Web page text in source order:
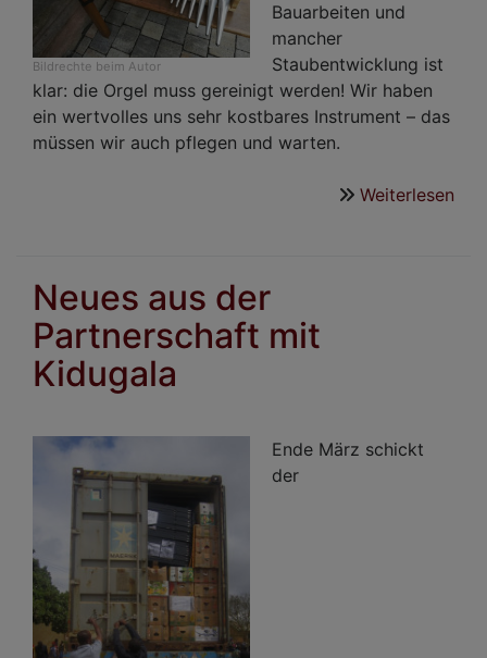
Bildrechte beim Autor
Bauarbeiten und
mancher
Staubentwicklung ist
klar: die Orgel muss gereinigt werden! Wir haben
ein wertvolles uns sehr kostbares Instrument – das
müssen wir auch pflegen und warten.
Weiterlesen
Neues aus der
Partnerschaft mit
Kidugala
Ende März schickt
der